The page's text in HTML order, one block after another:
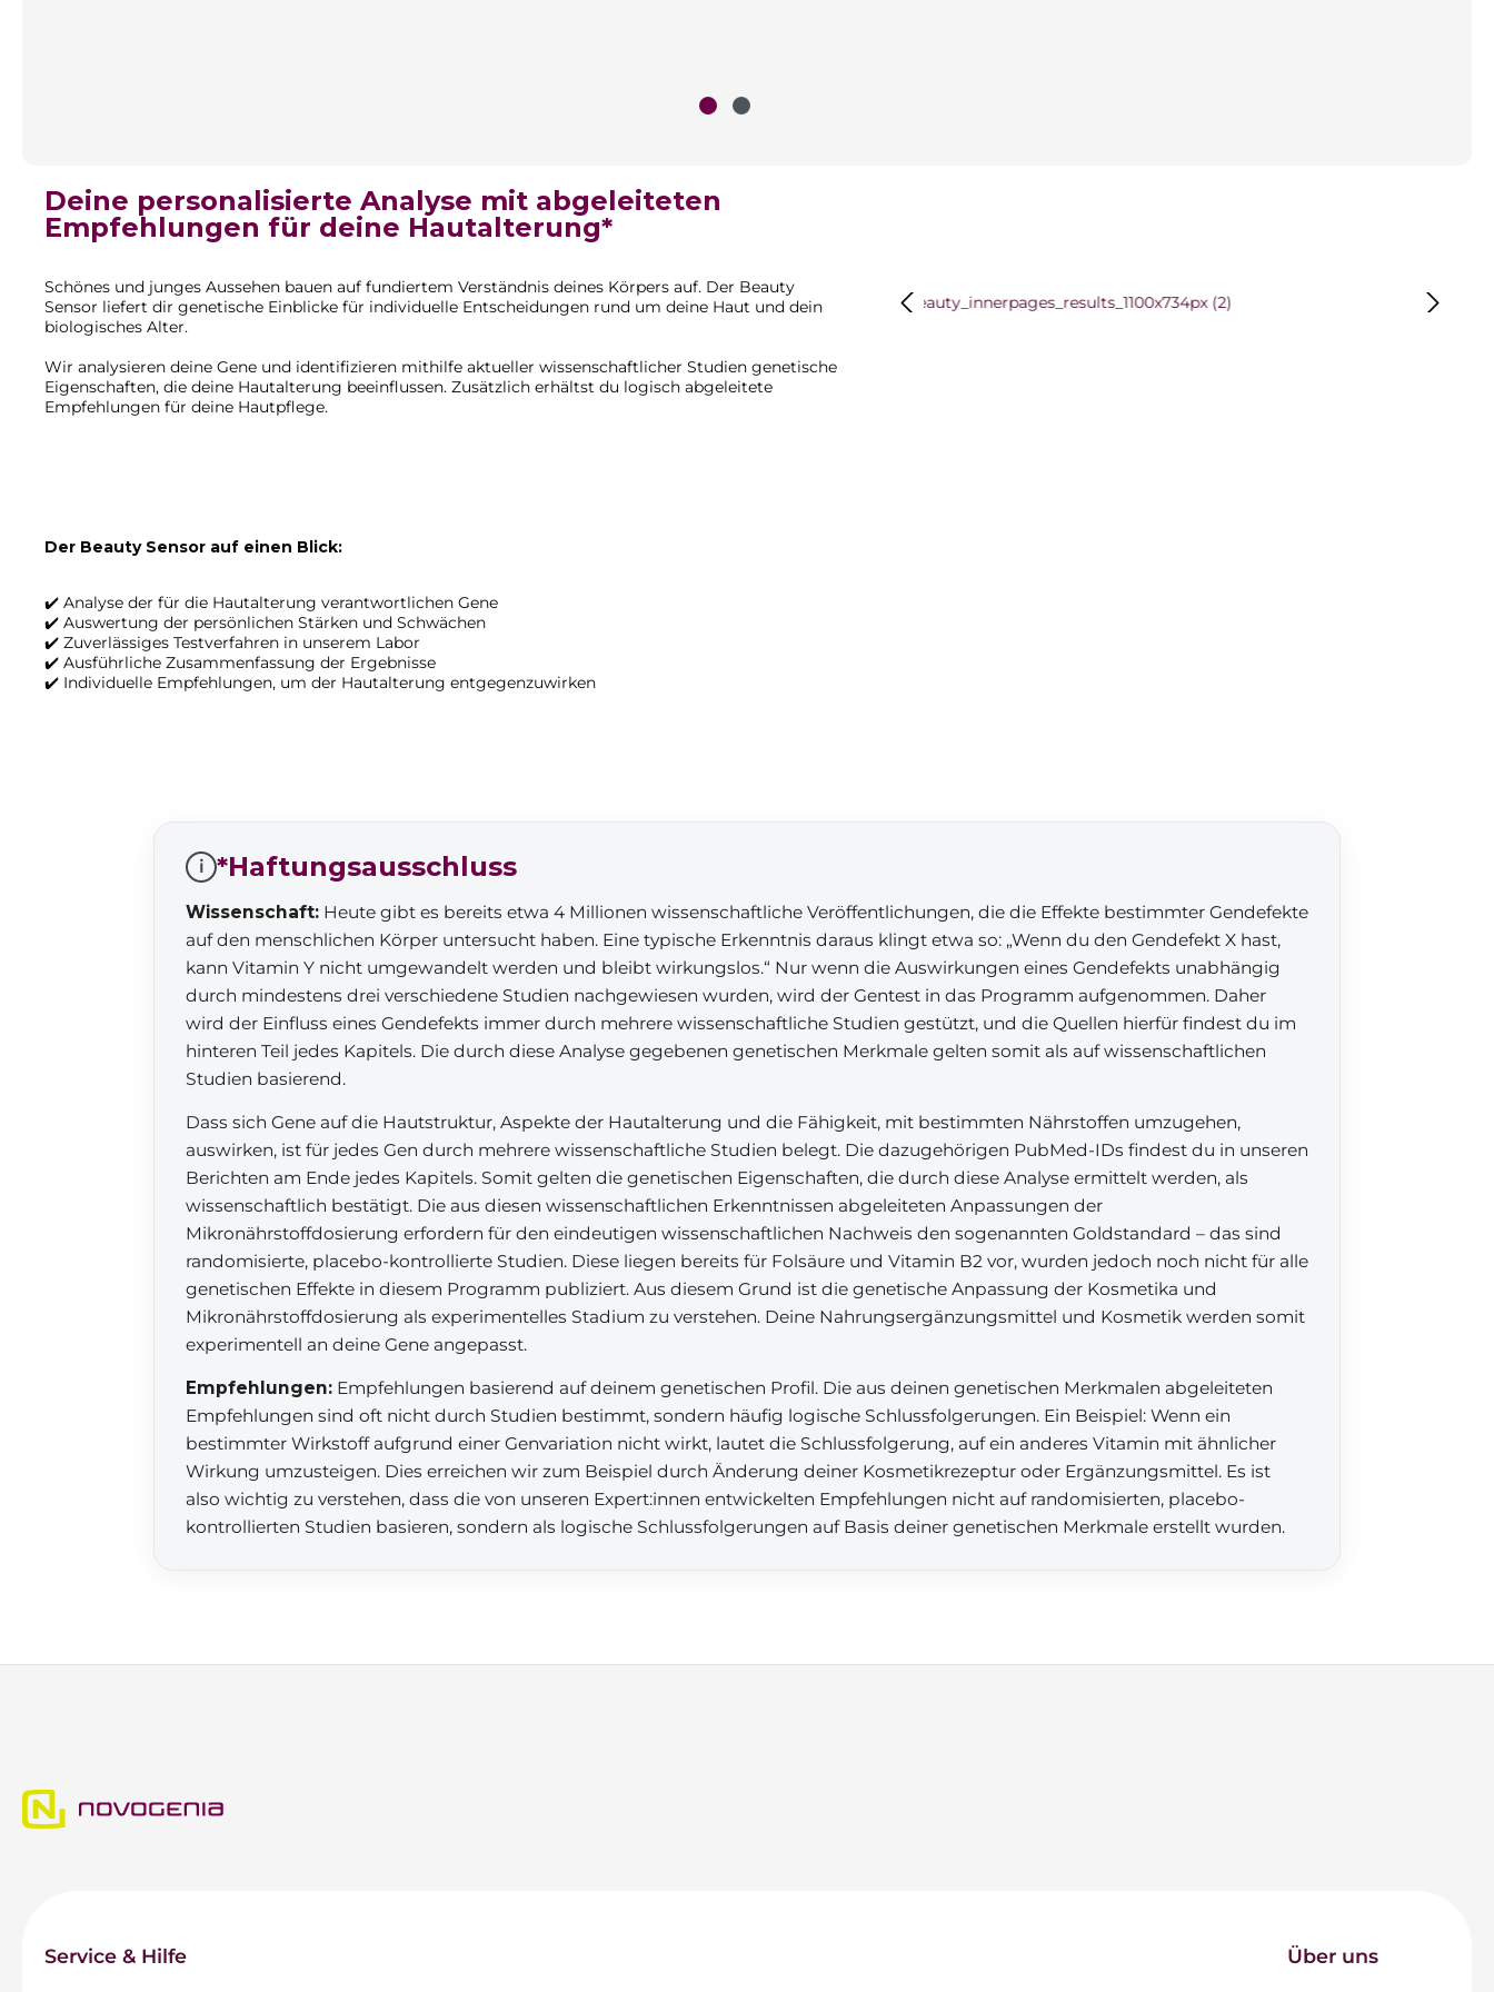
Deine personalisierte Analyse mit abgeleiteten
Empfehlungen für deine Hautalterung*
Schönes und junges Aussehen bauen auf fundiertem Verständnis deines Körpers auf. Der Beauty
Sensor liefert dir genetische Einblicke für individuelle Entscheidungen rund um deine Haut und dein
biologisches Alter.
Wir analysieren deine Gene und identifizieren mithilfe aktueller wissenschaftlicher Studien genetische
Eigenschaften, die deine Hautalterung beeinflussen. Zusätzlich erhältst du logisch abgeleitete
Empfehlungen für deine Hautpflege.
Bildergalerie überspringen
Der Beauty Sensor auf einen Blick:
✔️ Analyse der für die Hautalterung verantwortlichen Gene
✔️ Auswertung der persönlichen Stärken und Schwächen
✔️ Zuverlässiges Testverfahren in unserem Labor
✔️ Ausführliche Zusammenfassung der Ergebnisse
✔️ Individuelle Empfehlungen, um der Hautalterung entgegenzuwirken
i *Haftungsausschluss
Wissenschaft: Heute gibt es bereits etwa 4 Millionen wissenschaftliche Veröffentlichungen, die die Effekte bestimmter Gendefekte
auf den menschlichen Körper untersucht haben. Eine typische Erkenntnis daraus klingt etwa so: „Wenn du den Gendefekt X hast,
kann Vitamin Y nicht umgewandelt werden und bleibt wirkungslos.“ Nur wenn die Auswirkungen eines Gendefekts unabhängig
durch mindestens drei verschiedene Studien nachgewiesen wurden, wird der Gentest in das Programm aufgenommen. Daher
wird der Einfluss eines Gendefekts immer durch mehrere wissenschaftliche Studien gestützt, und die Quellen hierfür findest du im
hinteren Teil jedes Kapitels. Die durch diese Analyse gegebenen genetischen Merkmale gelten somit als auf wissenschaftlichen
Studien basierend.
Dass sich Gene auf die Hautstruktur, Aspekte der Hautalterung und die Fähigkeit, mit bestimmten Nährstoffen umzugehen,
auswirken, ist für jedes Gen durch mehrere wissenschaftliche Studien belegt. Die dazugehörigen PubMed-IDs findest du in unseren
Berichten am Ende jedes Kapitels. Somit gelten die genetischen Eigenschaften, die durch diese Analyse ermittelt werden, als
wissenschaftlich bestätigt. Die aus diesen wissenschaftlichen Erkenntnissen abgeleiteten Anpassungen der
Mikronährstoffdosierung erfordern für den eindeutigen wissenschaftlichen Nachweis den sogenannten Goldstandard – das sind
randomisierte, placebo-kontrollierte Studien. Diese liegen bereits für Folsäure und Vitamin B2 vor, wurden jedoch noch nicht für alle
genetischen Effekte in diesem Programm publiziert. Aus diesem Grund ist die genetische Anpassung der Kosmetika und
Mikronährstoffdosierung als experimentelles Stadium zu verstehen. Deine Nahrungsergänzungsmittel und Kosmetik werden somit
experimentell an deine Gene angepasst.
Empfehlungen: Empfehlungen basierend auf deinem genetischen Profil. Die aus deinen genetischen Merkmalen abgeleiteten
Empfehlungen sind oft nicht durch Studien bestimmt, sondern häufig logische Schlussfolgerungen. Ein Beispiel: Wenn ein
bestimmter Wirkstoff aufgrund einer Genvariation nicht wirkt, lautet die Schlussfolgerung, auf ein anderes Vitamin mit ähnlicher
Wirkung umzusteigen. Dies erreichen wir zum Beispiel durch Änderung deiner Kosmetikrezeptur oder Ergänzungsmittel. Es ist
also wichtig zu verstehen, dass die von unseren Expert:innen entwickelten Empfehlungen nicht auf randomisierten, placebo-
kontrollierten Studien basieren, sondern als logische Schlussfolgerungen auf Basis deiner genetischen Merkmale erstellt wurden.
Service & Hilfe Über uns